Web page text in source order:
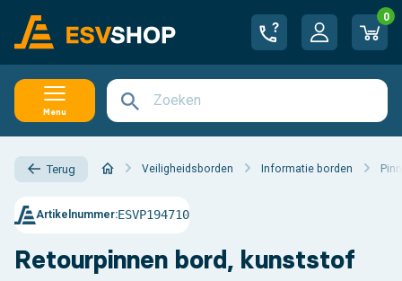
0
Menu
Terug Veiligheidsborden Informatie borden
Retourpinnen bord, kunststof
Artikelnummer:ESVP194710